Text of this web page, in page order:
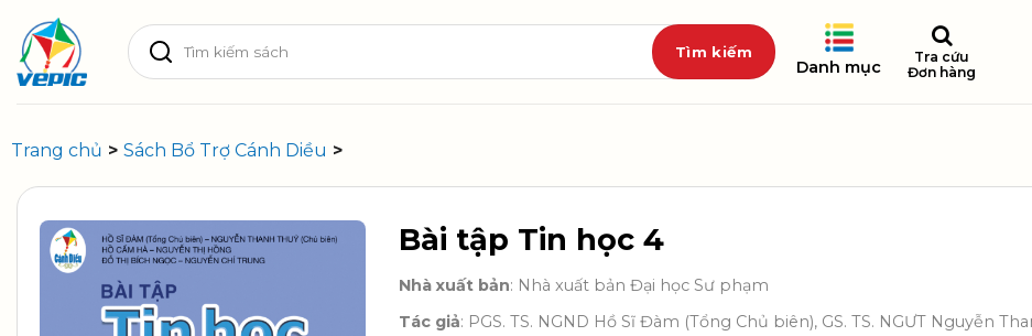
content
Tìm
kiếm:
Danh mục
Tra cứu
Đơn hàng
Trang chủ > Sách Bổ Trợ Cánh Diều >
Bài tập Tin học 4
Nhà xuất bản: Nhà xuất bản Đại học Sư phạm
Tác giả: PGS. TS. NGND Hồ Sĩ Đàm (Tổng Chủ biên), GS. TS. NGƯT Nguyễn